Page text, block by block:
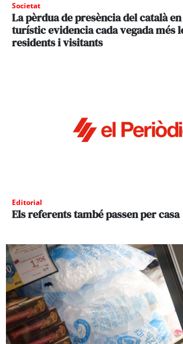
Societat
La pèrdua de presència del català
turístic evidencia cada vegada més
residents i visitants
Editorial
Els referents també passen per casa